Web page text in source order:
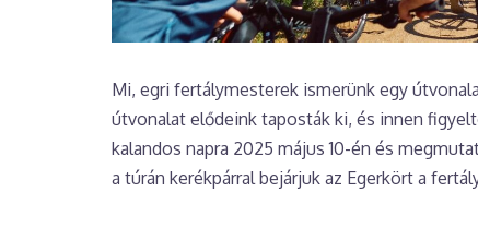
Mi, egri fertálymesterek ismerünk egy
útvonalat elődeink taposták ki, és innen
kalandos napra 2025 május 10-én és
a túrán kerékpárral bejárjuk az Egerkört a